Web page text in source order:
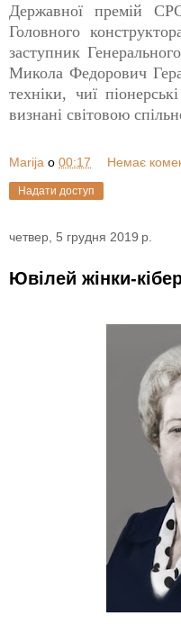
Державної премій
Головного
заступник
Микола Федорович
техніки, чиї
визнані світовою
Marija о 00:17 Немає
Надати доступ
четвер, 5 грудня 2019 р.
Ювілей жінки-